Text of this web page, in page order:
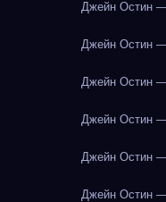
Джейн Остин —
Джейн Остин —
Джейн Остин —
Джейн Остин —
Джейн Остин —
Джейн Остин —